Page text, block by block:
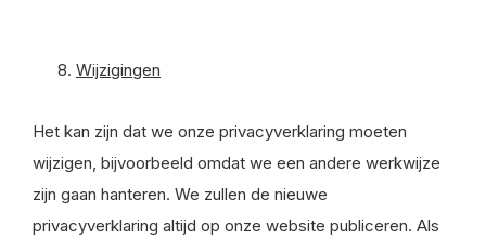
Wijzigingen
Het kan zijn dat we onze privacyverklaring moeten
wijzigen, bijvoorbeeld omdat we een andere werkwijze
zijn gaan hanteren. We zullen de nieuwe
privacyverklaring altijd op onze website publiceren. Als